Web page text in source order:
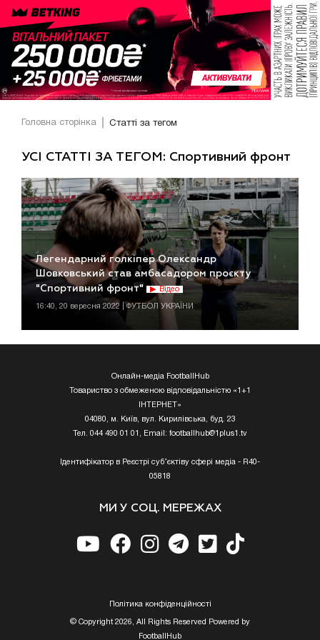
Головна сторінка Статті за тегом
УСІ СТАТТІ ЗА ТЕГОМ: Спортивний фронт
Легендарний голкіпер Олександр
Шовковський став амбасадором проєкту
"Спортивний фронт"
Відео
16:40, 20 вересня 2022 | ФУТБОЛ УКРАЇНИ
Онлайн-медіа FootballHub
Товариство з обмеженою відповідальністю «1+1
ІНТЕРНЕТ»
04080, м. Київ, вул. Кирилівська, буд. 23
Тел. 044 490 01 01, Email: footballhub@1plus1.tv
Ідентифікатор в Реєстрі суб’єктіву сфері медіа - R40-
05818
МИ У СОЦ. МЕРЕЖАХ
Полiтика конфiденцiйностi
© Copyright 2026, All Rights Reserved Powered by
FootballHub